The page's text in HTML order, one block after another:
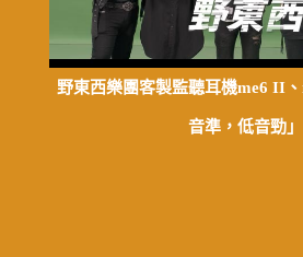
野東西樂團客製監聽耳機me6 II
音準，低音勁」